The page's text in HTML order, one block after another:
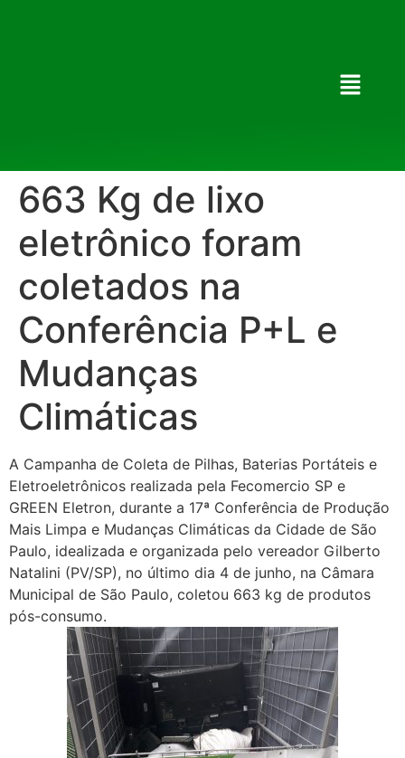
663 Kg de lixo
eletrônico foram
coletados na
Conferência P+L e
Mudanças
Climáticas
A Campanha de Coleta de Pilhas, Baterias Portáteis e
Eletroeletrônicos realizada pela Fecomercio SP e
GREEN Eletron, durante a 17ª Conferência de Produção
Mais Limpa e Mudanças Climáticas da Cidade de São
Paulo, idealizada e organizada pelo vereador Gilberto
Natalini (PV/SP), no último dia 4 de junho, na Câmara
Municipal de São Paulo, coletou 663 kg de produtos
pós-consumo.